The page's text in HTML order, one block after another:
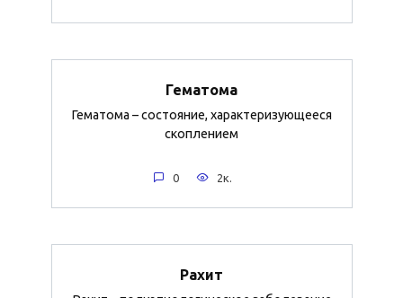
Гематома
Гематома – состояние, характеризующееся
скоплением
0 2к.
Рахит